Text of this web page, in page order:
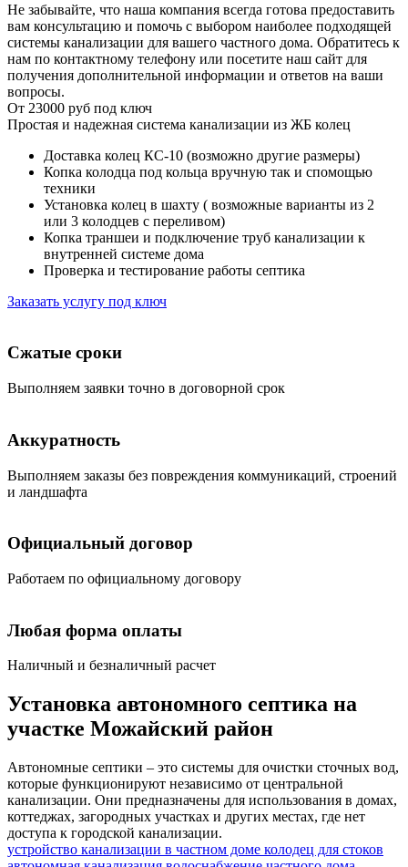
Не забывайте, что наша компания всегда готова предоставить
вам консультацию и помочь с выбором наиболее подходящей
системы канализации для вашего частного дома. Обратитесь к
нам по контактному телефону или посетите наш сайт для
получения дополнительной информации и ответов на ваши
вопросы.
От 23000 руб под ключ
Простая и надежная система канализации из ЖБ колец
Доставка колец КС-10 (возможно другие размеры)
Копка колодца под кольца вручную так и спомощью
техники
Установка колец в шахту ( возможные варианты из 2
или 3 колодцев с переливом)
Копка траншеи и подключение труб канализации к
внутренней системе дома
Проверка и тестирование работы септика
Заказать услугу под ключ
Сжатые сроки
Выполняем заявки точно в договорной срок
Аккуратность
Выполняем заказы без повреждения коммуникаций, строений
и ландшафта
Официальный договор
Работаем по официальному договору
Любая форма оплаты
Наличный и безналичный расчет
Установка автономного септика на
участке Можайский район
Автономные септики – это системы для очистки сточных вод,
которые функционируют независимо от центральной
канализации. Они предназначены для использования в домах,
коттеджах, загородных участках и других местах, где нет
доступа к городской канализации.
устройство канализации в частном доме колодец для стоков